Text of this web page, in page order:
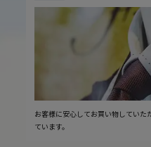
お客様に安心してお買い物してい
ています。